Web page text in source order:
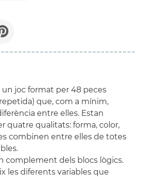
un joc format per 48 peces
que, com a mínim,
entre elles. Estan
quatre qualitats: forma, color,
combinen entre elles de totes
complement dels blocs lògics.
les diferents variables que